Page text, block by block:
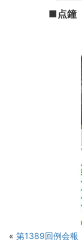
■点鐘
« 第1389回例会報